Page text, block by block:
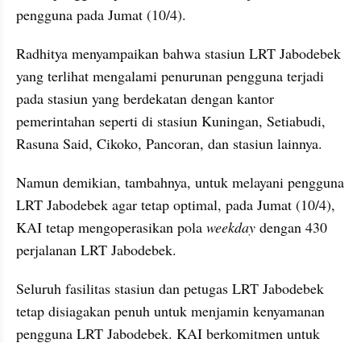
pengguna pada Jumat (10/4).
Radhitya menyampaikan bahwa stasiun LRT Jabodebek
yang terlihat mengalami penurunan pengguna terjadi
pada stasiun yang berdekatan dengan kantor
pemerintahan seperti di stasiun Kuningan, Setiabudi,
Rasuna Said, Cikoko, Pancoran, dan stasiun lainnya.
Namun demikian, tambahnya, untuk melayani pengguna
LRT Jabodebek agar tetap optimal, pada Jumat (10/4),
KAI tetap mengoperasikan pola weekday dengan 430
perjalanan LRT Jabodebek.
Seluruh fasilitas stasiun dan petugas LRT Jabodebek
tetap disiagakan penuh untuk menjamin kenyamanan
pengguna LRT Jabodebek. KAI berkomitmen untuk